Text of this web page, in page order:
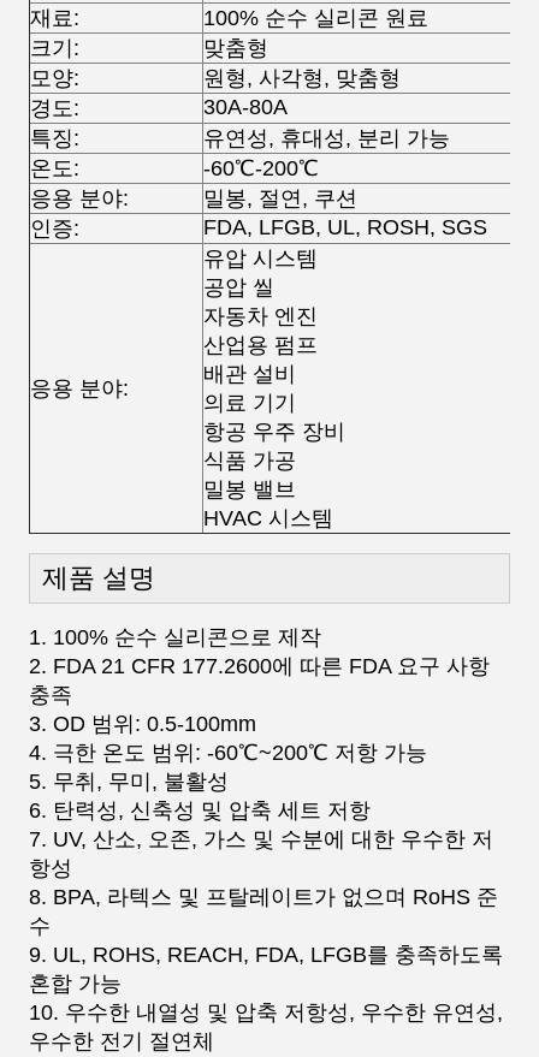
재료:
100% 순수 실리콘 원료
크기:
맞춤형
모양:
원형, 사각형, 맞춤형
경도:
30A-80A
특징:
유연성, 휴대성, 분리 가능
온도:
-60℃-200℃
응용 분야:
밀봉, 절연, 쿠션
인증:
FDA, LFGB, UL, ROSH, SGS
응용 분야:
유압 시스템
공압 씰
자동차 엔진
산업용 펌프
배관 설비
의료 기기
항공 우주 장비
식품 가공
밀봉 밸브
HVAC 시스템
제품 설명
1. 100% 순수 실리콘으로 제작
2. FDA 21 CFR 177.2600에 따른 FDA 요구 사항
충족
3. OD 범위: 0.5-100mm
4. 극한 온도 범위: -60℃~200℃ 저항 가능
5. 무취, 무미, 불활성
6. 탄력성, 신축성 및 압축 세트 저항
7. UV, 산소, 오존, 가스 및 수분에 대한 우수한 저
항성
8. BPA, 라텍스 및 프탈레이트가 없으며 RoHS 준
수
9. UL, ROHS, REACH, FDA, LFGB를 충족하도록
혼합 가능
10. 우수한 내열성 및 압축 저항성, 우수한 유연성,
우수한 전기 절연체